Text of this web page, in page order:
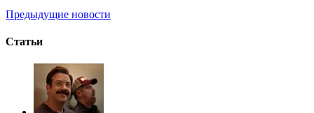
Предыдущие новости
Статьи